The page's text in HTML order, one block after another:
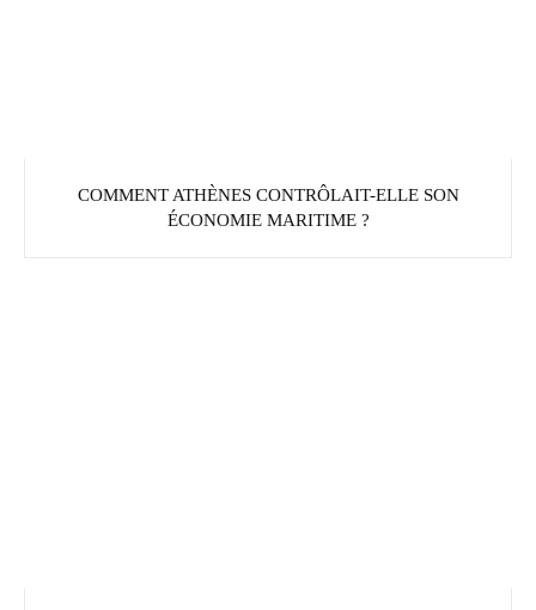
COMMENT ATHÈNES CONTRÔLAIT-ELLE SON
ÉCONOMIE MARITIME ?